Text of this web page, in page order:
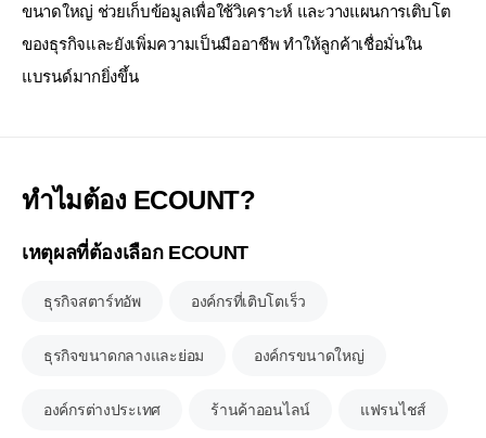
ขนาดใหญ่ ช่วยเก็บข้อมูลเพื่อใช้วิเคราะห์ และวางแผนการเติบโต
ของธุรกิจและยังเพิ่มความเป็นมืออาชีพ ทำให้ลูกค้าเชื่อมั่นใน
แบรนด์มากยิ่งขึ้น
ทำไมต้อง ECOUNT?
เหตุผลที่ต้องเลือก ECOUNT
ธุรกิจสตาร์ทอัพ องค์กรที่เติบโตเร็ว
ธุรกิจขนาดกลางและย่อม องค์กรขนาดใหญ่
องค์กรต่างประเทศ ร้านค้าออนไลน์ แฟรนไชส์